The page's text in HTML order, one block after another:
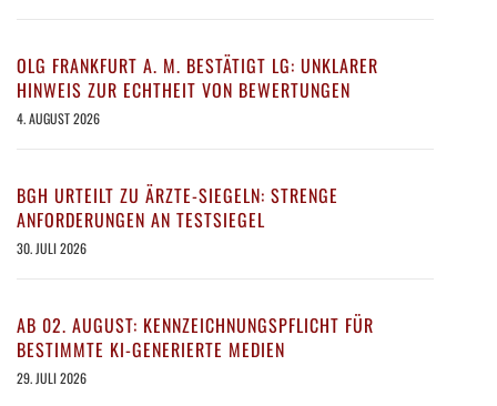
OLG FRANKFURT A. M. BESTÄTIGT LG: UNKLARER
HINWEIS ZUR ECHTHEIT VON BEWERTUNGEN
4. AUGUST 2026
BGH URTEILT ZU ÄRZTE-SIEGELN: STRENGE
ANFORDERUNGEN AN TESTSIEGEL
30. JULI 2026
AB 02. AUGUST: KENNZEICHNUNGSPFLICHT FÜR
BESTIMMTE KI-GENERIERTE MEDIEN
29. JULI 2026